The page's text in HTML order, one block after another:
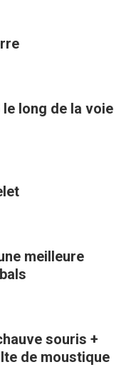
long de la voie
meilleure
souris +
de moustique